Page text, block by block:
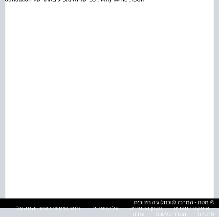
© מטח - המרכז לטכנולוגיה חינוכית
אינדקס הספרים
תקנון הספרייה על הספרייה
תנאי שימוש באתר והגנה על
פרטיות
הסדרי נגישות עזרה